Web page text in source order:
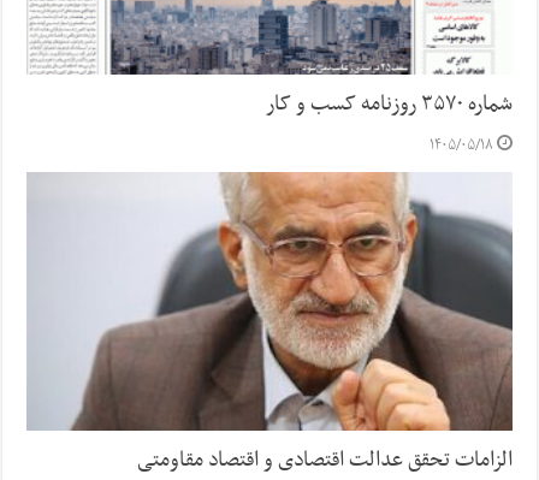
شماره ۳۵۷۰ روزنامه کسب و کار
۱۴۰۵/۰۵/۱۸
الزامات تحقق عدالت اقتصادی و اقتصاد مقاومتی